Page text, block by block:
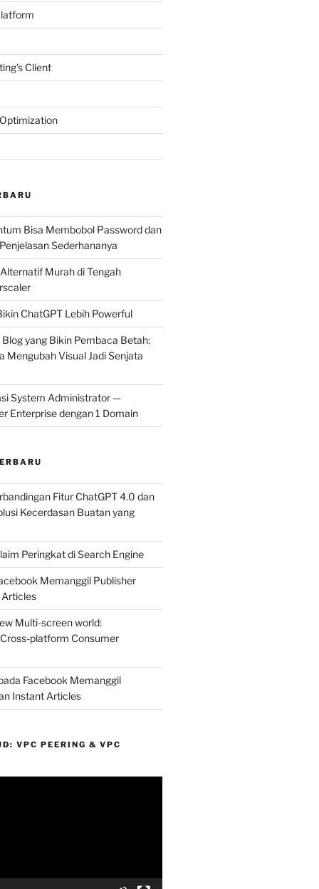
Client
Bisa Membobol Password dan
Sederhananya
Murah di Tengah
ChatGPT Lebih Powerful
yang Bikin Pembaca Betah:
Mengubah Visual Jadi Senjata
System Administrator —
Enterprise dengan 1 Domain
Fitur ChatGPT 4.0 dan
Kecerdasan Buatan yang
Peringkat di Search Engine
Memanggil Publisher
Multi-screen world:
platform Consumer
Facebook Memanggil
Instant Articles
VPC PEERING & VPC